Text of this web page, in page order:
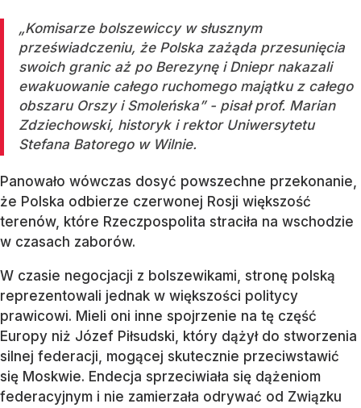
„Komisarze bolszewiccy w słusznym
przeświadczeniu, że Polska zażąda przesunięcia
swoich granic aż po Berezynę i Dniepr nakazali
ewakuowanie całego ruchomego majątku z całego
obszaru Orszy i Smoleńska” - pisał prof. Marian
Zdziechowski, historyk i rektor Uniwersytetu
Stefana Batorego w Wilnie.
Panowało wówczas dosyć powszechne przekonanie,
że Polska odbierze czerwonej Rosji większość
terenów, które Rzeczpospolita straciła na wschodzie
w czasach zaborów.
W czasie negocjacji z bolszewikami, stronę polską
reprezentowali jednak w większości politycy
prawicowi. Mieli oni inne spojrzenie na tę część
Europy niż Józef Piłsudski, który dążył do stworzenia
silnej federacji, mogącej skutecznie przeciwstawić
się Moskwie. Endecja sprzeciwiała się dążeniom
federacyjnym i nie zamierzała odrywać od Związku